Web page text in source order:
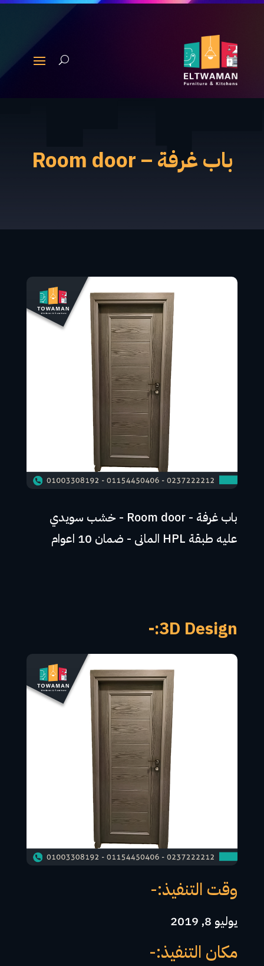
باب غرفة – Room door
باب غرفة - Room door - خشب سويدي
عليه طبقة HPL المانى - ضمان 10 اعوام
3D Design:-
وقت التنفيذ:-
يوليو 8, 2019
مكان التنفيذ:-